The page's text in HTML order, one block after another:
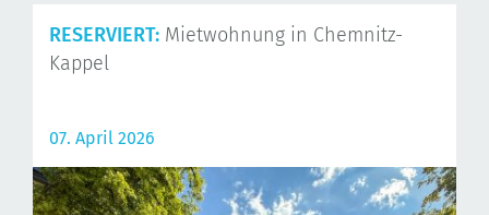
RESERVIERT: Mietwohnung in Chemnitz-
Kappel
07. April 2026